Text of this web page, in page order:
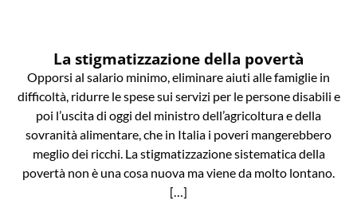
La stigmatizzazione della povertà
Opporsi al salario minimo, eliminare aiuti alle famiglie in
difficoltà, ridurre le spese sui servizi per le persone disabili e
poi l’uscita di oggi del ministro dell’agricoltura e della
sovranità alimentare, che in Italia i poveri mangerebbero
meglio dei ricchi. La stigmatizzazione sistematica della
povertà non è una cosa nuova ma viene da molto lontano.
[…]